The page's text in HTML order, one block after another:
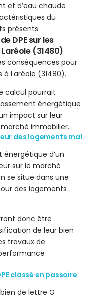
et d’eau chaude
du
présents.
DPE sur les
(31480)
conséquences pour
Laréole (31480).
calcul pourrait
énergétique
impact sur leur
immobilier.
des logements mal
d’un
sur le marché
se situe dans une
des logements
donc être
de leur bien
travaux de
classé en passoire
de lettre G